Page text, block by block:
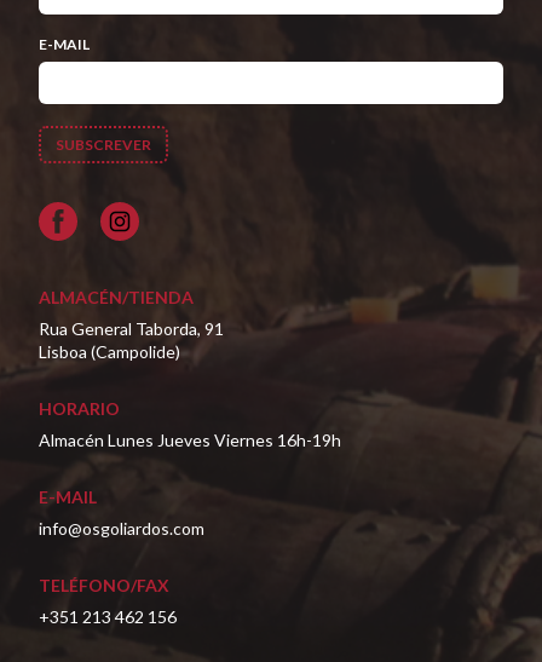
E-MAIL
Facebook
ALMACÉN/TIENDA
Rua General Taborda, 91
Lisboa (Campolide)
HORARIO
Almacén Lunes Jueves Viernes 16h-19h
E-MAIL
info@osgoliardos.com
TELÉFONO/FAX
+351 213 462 156